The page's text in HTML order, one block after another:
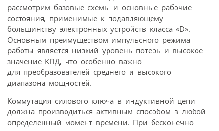
рассмотрим базовые схемы и основные рабочие
состояния, применимые к подавляющему
большинству электронных устройств класса «D».
Основным преимуществом импульсного режима
работы является низкий уровень потерь и высокое
значение КПД, что особенно важно
для преобразователей среднего и высокого
диапазона мощностей.
Коммутация силового ключа в индуктивной цепи
должна производиться активным способом в любой
определенный момент времени. При бесконечно